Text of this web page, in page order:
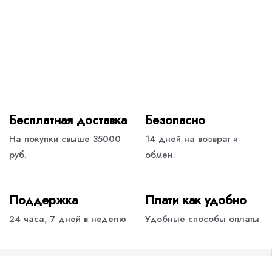
Бесплатная доставка
На покупки свыше 35000
руб.
Безопасно
14 дней на возврат и
обмен.
Поддержка
24 часа, 7 дней в неделю
Плати как удобно
Удобные способы оплаты